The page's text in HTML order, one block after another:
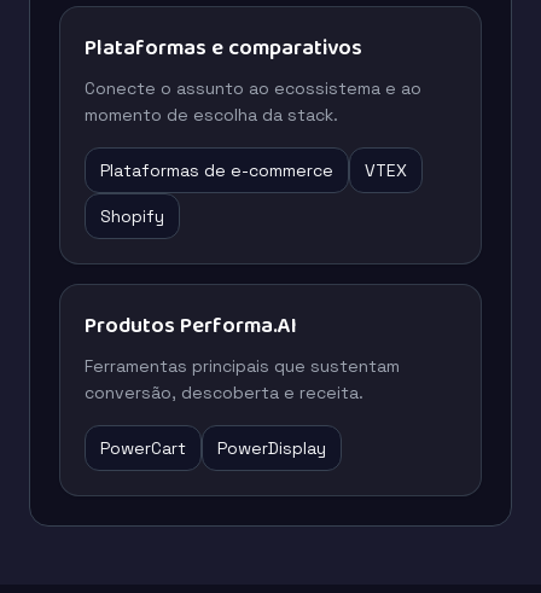
Plataformas e comparativos
Conecte o assunto ao ecossistema e ao
momento de escolha da stack.
Plataformas de e-commerce VTEX
Shopify
Produtos Performa.AI
Ferramentas principais que sustentam
conversão, descoberta e receita.
PowerCart PowerDisplay